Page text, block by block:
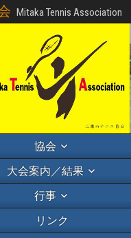
Mitaka Tennis Association
協会
大会案内／結果
行事
リンク